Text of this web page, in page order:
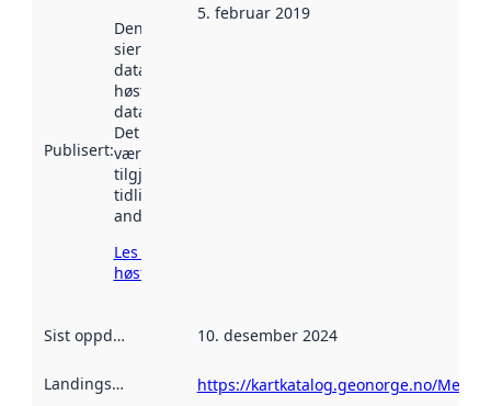
Publisert:
Denne datoen
sier når
datasettet ble
høstet av
data.norge.no.
Det kan ha
vært
tilgjengelig
tidligere
andre steder.
Les mer om
høsting her
5. februar 2019
Sist oppdatert 10. desember 2024
Landingsside https://kartkatalog.geonorge.no/